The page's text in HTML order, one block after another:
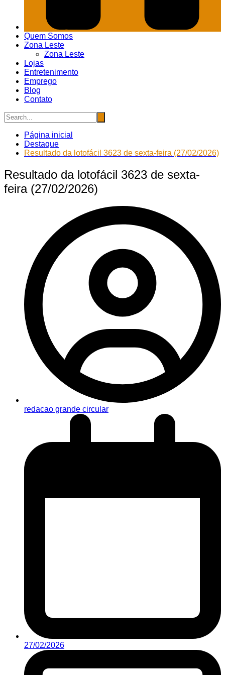
Quem Somos
Zona Leste
Zona Leste
Lojas
Entretenimento
Emprego
Blog
Contato
Página inicial
Destaque
Resultado da lotofácil 3623 de sexta-feira (27/02/2026)
Resultado da lotofácil 3623 de sexta-
feira (27/02/2026)
redacao grande circular
27/02/2026